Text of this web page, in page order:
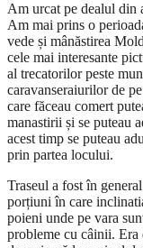
Am urcat pe dealul din
Am mai prins o
vede și mânăstirea
cele mai interesante
al trecatorilor peste
caravanseraiurilor de
care făceau comert
manastirii și se puteau
acest timp se puteau
prin partea locului.
Traseul a fost în
porțiuni în care
poieni unde pe vara
probleme cu câinii. Era